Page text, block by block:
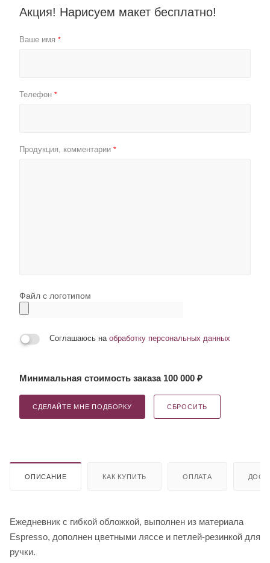
Акция! Нарисуем макет бесплатно!
Ваше имя *
Телефон *
Продукция, комментарии *
Файл с логотипом
Соглашаюсь на обработку персональных данных
Минимальная стоимость заказа 100 000 ₽
СДЕЛАЙТЕ МНЕ ПОДБОРКУ СБРОСИТЬ
ОПИСАНИЕ КАК КУПИТЬ ОПЛАТА
Ежедневник с гибкой обложкой, выполнен из материала
Espresso, дополнен цветными ляссе и петлей-резинкой для
ручки.